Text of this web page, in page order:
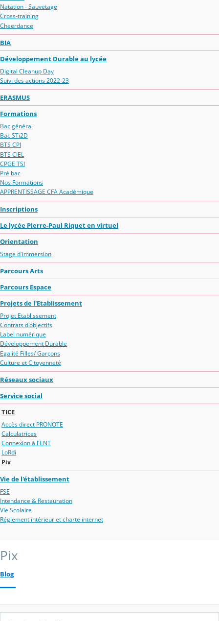
Natation - Sauvetage
Cross-training
Cheerdance
BIA
Développement Durable au lycée
Digital Cleanup Day
Suivi des actions 2022-23
ERASMUS
Formations
Bac général
Bac STi2D
BTS CPI
BTS CIEL
CPGE TSI
Pré bac
Nos Formations
APPRENTISSAGE CFA Académique
Inscriptions
Le lycée Pierre-Paul Riquet en virtuel
Orientation
Stage d'immersion
Parcours Arts
Parcours Espace
Projets de l'Etablissement
Projet Etablissement
Contrats d'objectifs
Label numérique
Développement Durable
Egalité Filles/ Garçons
Culture et Citoyenneté
Réseaux sociaux
Service social
TICE
Accès direct PRONOTE
Calculatrices
Connexion à l'ENT
LoRdi
Pix
Vie de l'établissement
FSE
Intendance & Restauration
Vie Scolaire
Réglement intérieur et charte internet
Pix
Blog